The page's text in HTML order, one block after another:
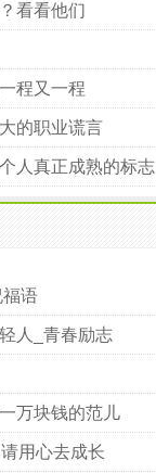
看看他们
程又一程
的职业谎言
人真正成熟的标志
语
人_青春励志
万块钱的范儿
用心去成长